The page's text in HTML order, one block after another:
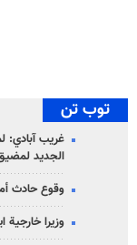
توب تن
غريب آبادي:
الجديد
وقوع حادث
وزيرا خارجية